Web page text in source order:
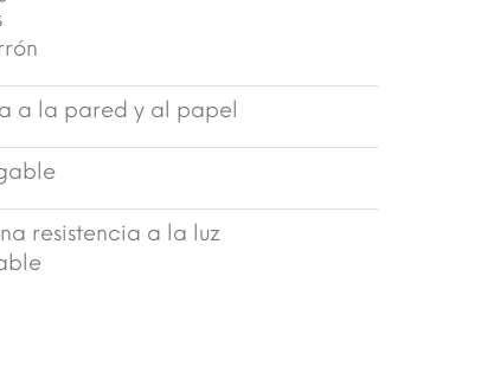
a la pared y al papel
resistencia a la luz